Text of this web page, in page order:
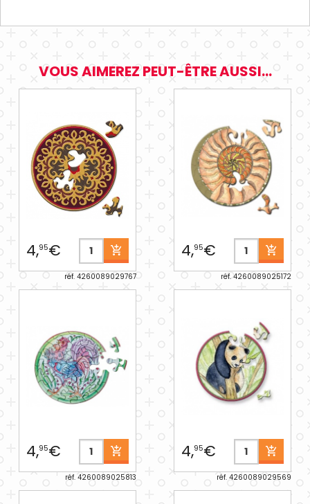
VOUS AIMEREZ PEUT-ÊTRE AUSSI...
4,95€
réf. 4260089029767
4,95€
réf. 4260089025172
4,95€
réf. 4260089025813
4,95€
réf. 4260089029569